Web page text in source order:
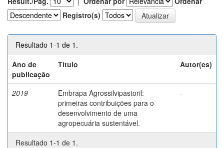
Registro(s)
Resultado 1-1 de 1.
Ano de
publicação
Título Autor(es)
2019
Embrapa Agrossilvipastoril:
primeiras contribuições para o
desenvolvimento de uma
agropecuária sustentável.
-
Resultado 1-1 de 1.